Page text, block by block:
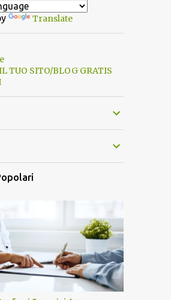
Translate
TUO SITO/BLOG GRATIS